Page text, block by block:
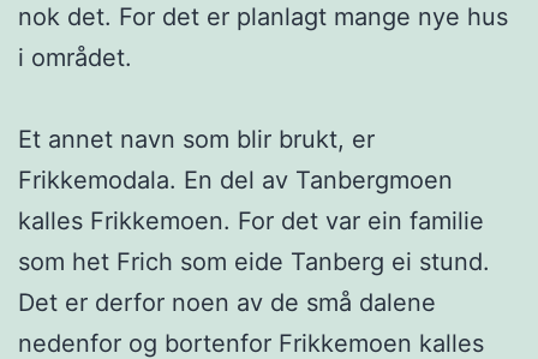
nok det. For det er planlagt mange nye hus
i området.
Et annet navn som blir brukt, er
Frikkemodala. En del av Tanbergmoen
kalles Frikkemoen. For det var ein familie
som het Frich som eide Tanberg ei stund.
Det er derfor noen av de små dalene
nedenfor og bortenfor Frikkemoen kalles